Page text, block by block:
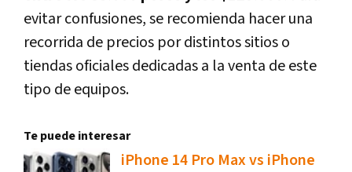
evitar confusiones, se recomienda hacer una
recorrida de precios por distintos sitios o
tiendas oficiales dedicadas a la venta de este
tipo de equipos.
Te puede interesar
iPhone 14 Pro Max vs iPhone